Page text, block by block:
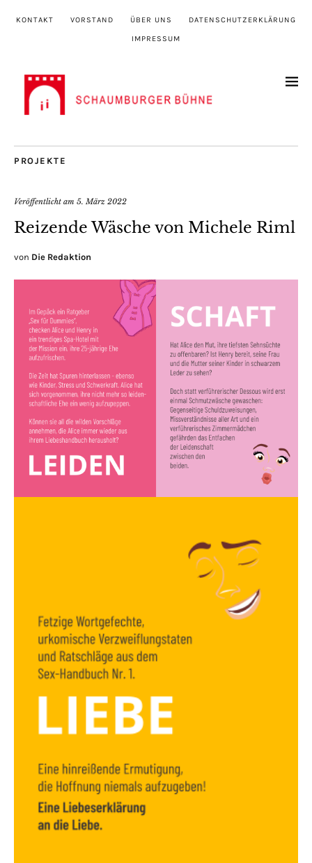
KONTAKT VORSTAND ÜBER UNS DATENSCHUTZERKLÄRUNG
IMPRESSUM
PROJEKTE
Veröffentlicht am 5. März 2022
Reizende Wäsche von Michele Riml
von Die Redaktion